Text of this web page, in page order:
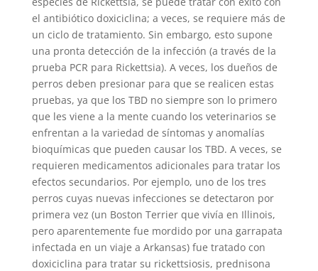
el antibiótico doxiciclina; a veces, se requiere más de
un ciclo de tratamiento. Sin embargo, esto supone
una pronta detección de la infección (a través de la
prueba PCR para Rickettsia). A veces, los dueños de
perros deben presionar para que se realicen estas
pruebas, ya que los TBD no siempre son lo primero
que les viene a la mente cuando los veterinarios se
enfrentan a la variedad de síntomas y anomalías
bioquímicas que pueden causar los TBD. A veces, se
requieren medicamentos adicionales para tratar los
efectos secundarios. Por ejemplo, uno de los tres
perros cuyas nuevas infecciones se detectaron por
primera vez (un Boston Terrier que vivía en Illinois,
pero aparentemente fue mordido por una garrapata
infectada en un viaje a Arkansas) fue tratado con
doxiciclina para tratar su rickettsiosis, prednisona